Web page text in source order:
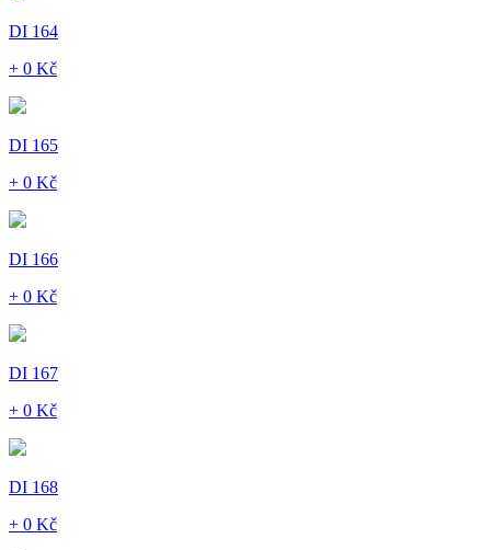
DI 164
+ 0 Kč
DI 165
+ 0 Kč
DI 166
+ 0 Kč
DI 167
+ 0 Kč
DI 168
+ 0 Kč